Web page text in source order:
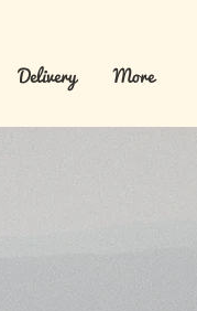
Delivery More